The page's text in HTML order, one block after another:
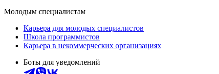
Молодым специалистам
Карьера для молодых специалистов
Школа программистов
Карьера в некоммерческих организациях
Боты для уведомлений